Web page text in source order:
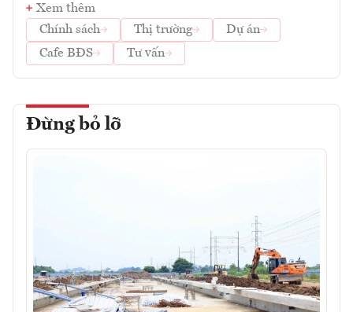
Xem thêm
Chính sách
Thị trường
Dự án
Cafe BĐS
Tư vấn
Đừng bỏ lỡ